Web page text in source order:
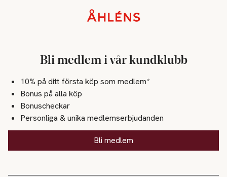
Bli medlem i vår kundklubb
10% på ditt första köp som medlem*
Bonus på alla köp
Bonuscheckar
Personliga & unika medlemserbjudanden
Bli medlem